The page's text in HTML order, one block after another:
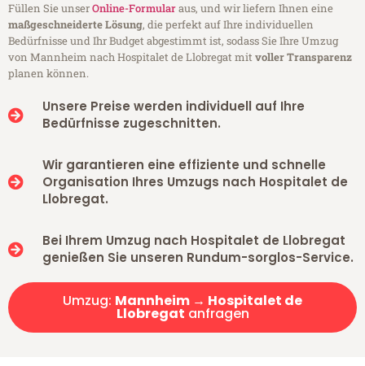
Füllen Sie unserOnline-Formularaus, und wir liefern Ihnen eine
maßgeschneiderte Lösung, die perfekt auf Ihre individuellen
Bedürfnisse und Ihr Budget abgestimmt ist, sodass Sie Ihre Umzug
von Mannheim nach Hospitalet de Llobregat mitvoller Transparenz
planen können.
Unsere Preise werden individuell auf Ihre
Bedürfnisse zugeschnitten.
Wir garantieren eine effiziente und schnelle
Organisation Ihres Umzugs nach Hospitalet de
Llobregat.
Bei Ihrem Umzug nach Hospitalet de Llobregat
genießen Sie unseren Rundum-sorglos-Service.
Umzug: Mannheim → Hospitalet de
Llobregat anfragen